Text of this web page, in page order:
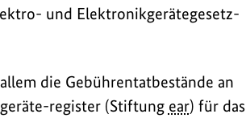
und Elektronikgerätegesetz-
die Gebührentatbestände an
register (Stiftung ear) für das